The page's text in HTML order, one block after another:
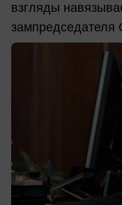
взгляды
зампредседателя